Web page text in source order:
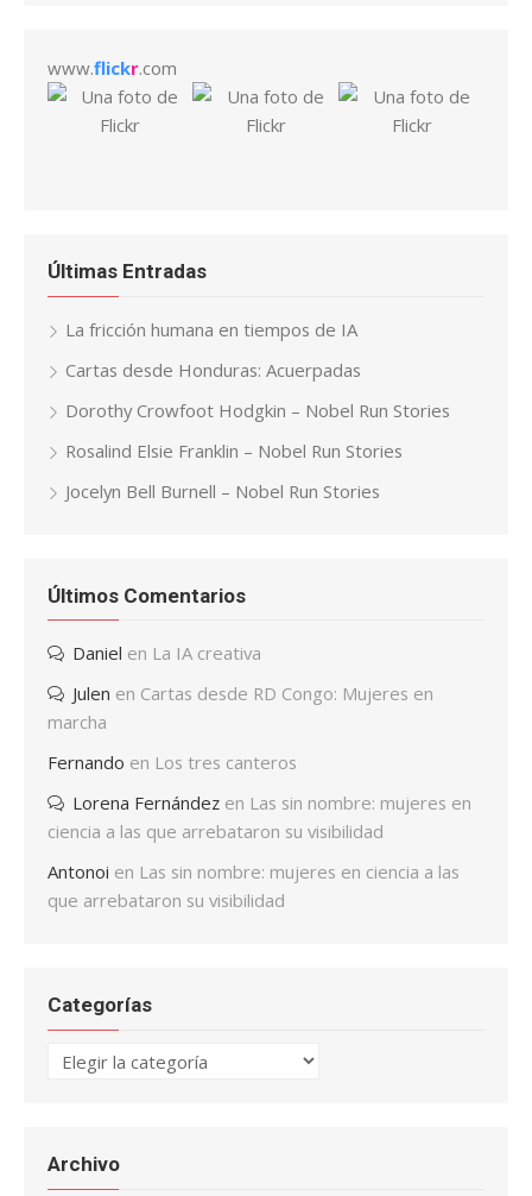
www.flickr.com
Últimas Entradas
La fricción humana en tiempos de IA
Cartas desde Honduras: Acuerpadas
Dorothy Crowfoot Hodgkin – Nobel Run Stories
Rosalind Elsie Franklin – Nobel Run Stories
Jocelyn Bell Burnell – Nobel Run Stories
Últimos Comentarios
Daniel en La IA creativa
Julen en Cartas desde RD Congo: Mujeres en
marcha
Fernando en Los tres canteros
Lorena Fernández en Las sin nombre: mujeres en
ciencia a las que arrebataron su visibilidad
Antonoi en Las sin nombre: mujeres en ciencia a las
que arrebataron su visibilidad
Categorías
Categorías
Archivo